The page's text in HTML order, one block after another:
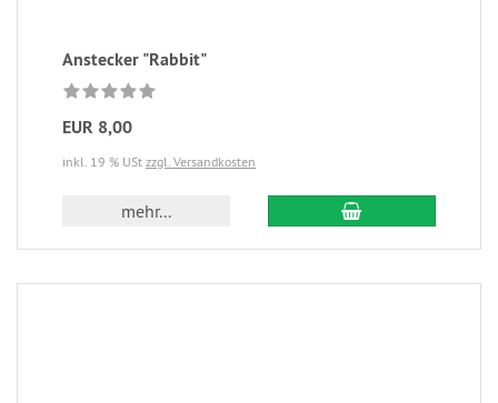
Anstecker "Rabbit"
EUR 8,00
inkl. 19 % USt zzgl. Versandkosten
mehr...